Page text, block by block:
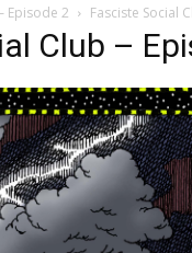
Episode 2 Fasciste Social
Club –